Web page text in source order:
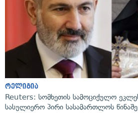
რელიგია
Reuters: სომხეთის სამოციქულო
სასულიერო პირი სასამართლოს